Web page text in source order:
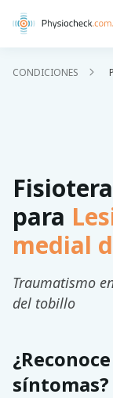
CONDICIONES
para
medial
Traumatismo
del tobillo
síntomas?